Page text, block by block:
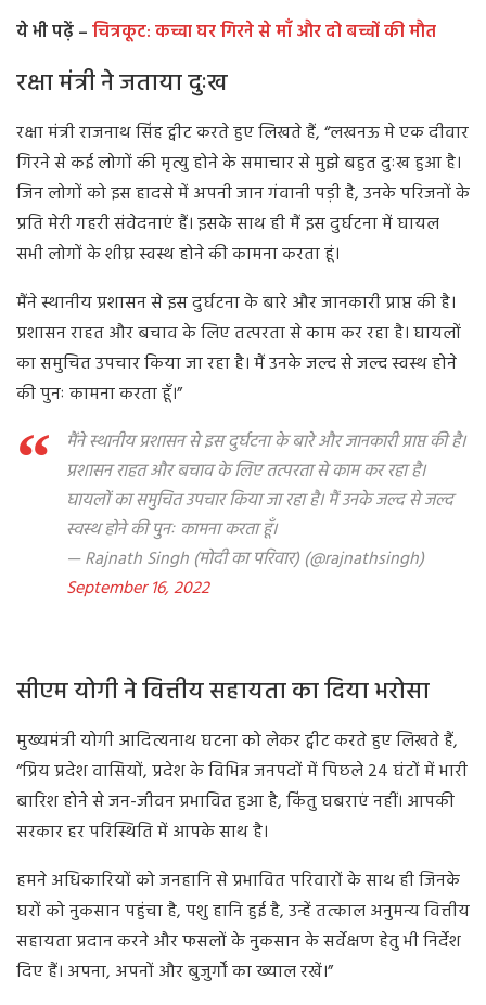
ये भी पढ़ें –चित्रकूट: कच्चा घर गिरने से माँ और दो बच्चों की मौत
रक्षा मंत्री ने जताया दुःख
रक्षा मंत्री राजनाथ सिंह ट्वीट करते हुए लिखते हैं, “लखनऊ मे एक दीवार
गिरने से कई लोगों की मृत्यु होने के समाचार से मुझे बहुत दुःख हुआ है।
जिन लोगों को इस हादसे में अपनी जान गंवानी पड़ी है, उनके परिजनों के
प्रति मेरी गहरी संवेदनाएं हैं। इसके साथ ही मैं इस दुर्घटना में घायल
सभी लोगों के शीघ्र स्वस्थ होने की कामना करता हूं।
मैंने स्थानीय प्रशासन से इस दुर्घटना के बारे और जानकारी प्राप्त की है।
प्रशासन राहत और बचाव के लिए तत्परता से काम कर रहा है। घायलों
का समुचित उपचार किया जा रहा है। मैं उनके जल्द से जल्द स्वस्थ होने
की पुनः कामना करता हूँ।”
मैंने स्थानीय प्रशासन से इस दुर्घटना के बारे और जानकारी प्राप्त की है।
प्रशासन राहत और बचाव के लिए तत्परता से काम कर रहा है।
घायलों का समुचित उपचार किया जा रहा है। मैं उनके जल्द से जल्द
स्वस्थ होने की पुनः कामना करता हूँ।
— Rajnath Singh (मोदी का परिवार) (@rajnathsingh)
September 16, 2022
सीएम योगी ने वित्तीय सहायता का दिया भरोसा
मुख्यमंत्री योगी आदित्यनाथ घटना को लेकर ट्वीट करते हुए लिखते हैं,
“प्रिय प्रदेश वासियों, प्रदेश के विभिन्न जनपदों में पिछले 24 घंटों में भारी
बारिश होने से जन-जीवन प्रभावित हुआ है, किंतु घबराएं नहीं। आपकी
सरकार हर परिस्थिति में आपके साथ है।
हमने अधिकारियों को जनहानि से प्रभावित परिवारों के साथ ही जिनके
घरों को नुकसान पहुंचा है, पशु हानि हुई है, उन्हें तत्काल अनुमन्य वित्तीय
सहायता प्रदान करने और फसलों के नुकसान के सर्वेक्षण हेतु भी निर्देश
दिए हैं। अपना, अपनों और बुजुर्गों का ख्याल रखें।”